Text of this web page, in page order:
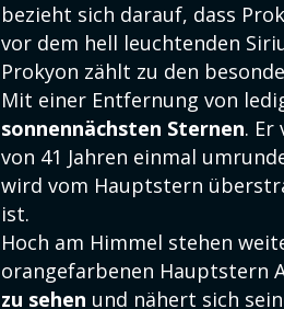
bezieht sich darauf, dass
vor dem hell leuchtenden
Prokyon zählt zu den
Mit einer Entfernung von
sonnennächsten Sternen.
von 41 Jahren einmal
wird vom Hauptstern
ist.
Hoch am Himmel stehen
orangefarbenen Hauptstern
zu sehen und nähert sich